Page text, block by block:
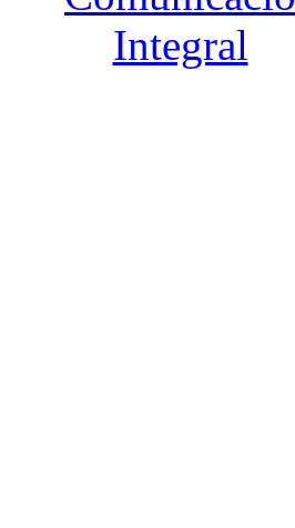
Integral